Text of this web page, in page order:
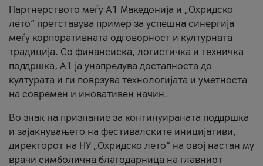
Партнерството меѓу A1 Македонија и „Охридско
лето“ претставува пример за успешна синергија
меѓу корпоративната одговорност и културната
традиција. Со финансиска, логистичка и техничка
поддршка, A1 ја унапредува достапноста до
културата и ги поврзува технологијата и уметноста
на современ и иновативен начин.
Во знак на признание за континуираната поддршка
и зајакнувањето на фестивалските иницијативи,
директорот на НУ „Охридско лето“ на овој настан му
врачи симболична благодарница на главниот